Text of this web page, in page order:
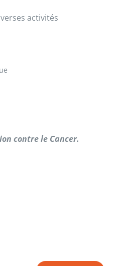
activités
contre le Cancer.